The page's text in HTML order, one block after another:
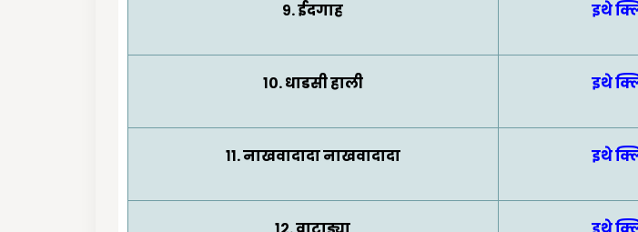
९. ईदगाह इथे
१०. धाडसी हाली इथे
११. नाखवादादा नाखवादादा इथे